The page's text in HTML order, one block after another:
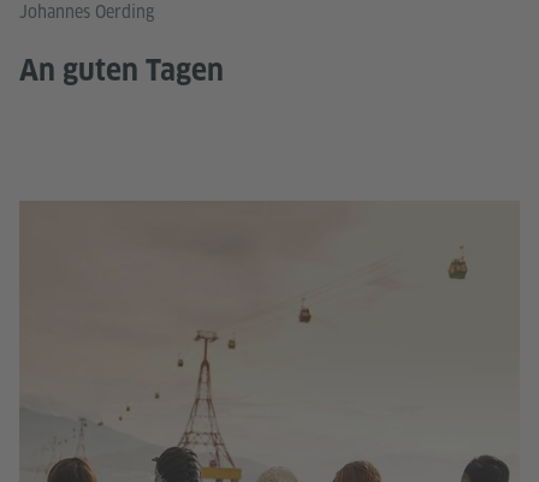
Johannes Oerding
An guten Tagen